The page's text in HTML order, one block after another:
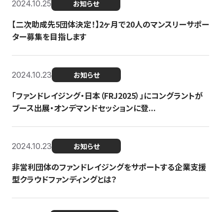
2024.10.25 お知らせ
【二次助成先5団体決定！】2ヶ月で20人のマンスリーサポー
ター募集を目指します
2024.10.23 お知らせ
「ファンドレイジング・日本（FRJ2025）」にコングラントが
ブース出展・オンデマンドセッションに登...
2024.10.23 お知らせ
非営利団体のファンドレイジングをサポートする企業支援
型クラウドファンディングとは？